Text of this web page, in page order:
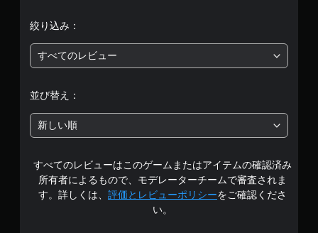
5
段
中
の
4
.
絞り込み：
すべてのレビュー
並び替え：
新しい順
すべてのレビューはこのゲームまたはアイテムの確認済み
所有者によるもので、モデレーターチームで審査されま
す。詳しくは、 評価とレビューポリシーをご確認くださ
い。